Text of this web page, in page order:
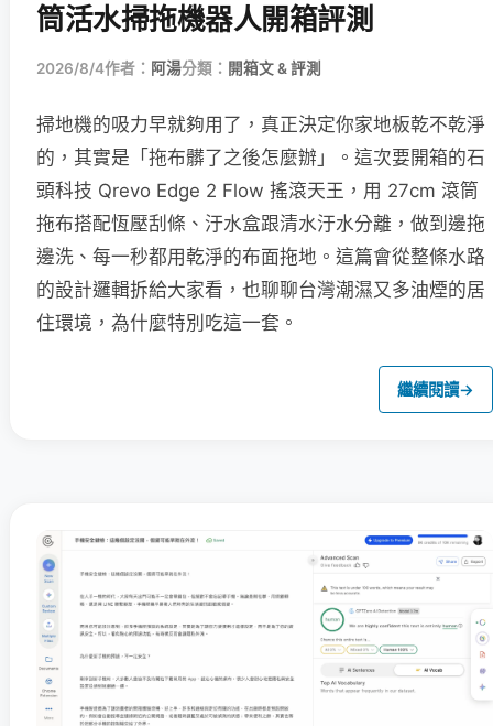
筒活水掃拖機器人開箱評測
2026/8/4作者： 阿湯分類： 開箱文 & 評測
掃地機的吸力早就夠用了，真正決定你家地板乾不乾淨
的，其實是「拖布髒了之後怎麼辦」。這次要開箱的石
頭科技 Qrevo Edge 2 Flow 搖滾天王，用 27cm 滾筒
拖布搭配恆壓刮條、汙水盒跟清水汙水分離，做到邊拖
邊洗、每一秒都用乾淨的布面拖地。這篇會從整條水路
的設計邏輯拆給大家看，也聊聊台灣潮濕又多油煙的居
住環境，為什麼特別吃這一套。
繼續閱讀→